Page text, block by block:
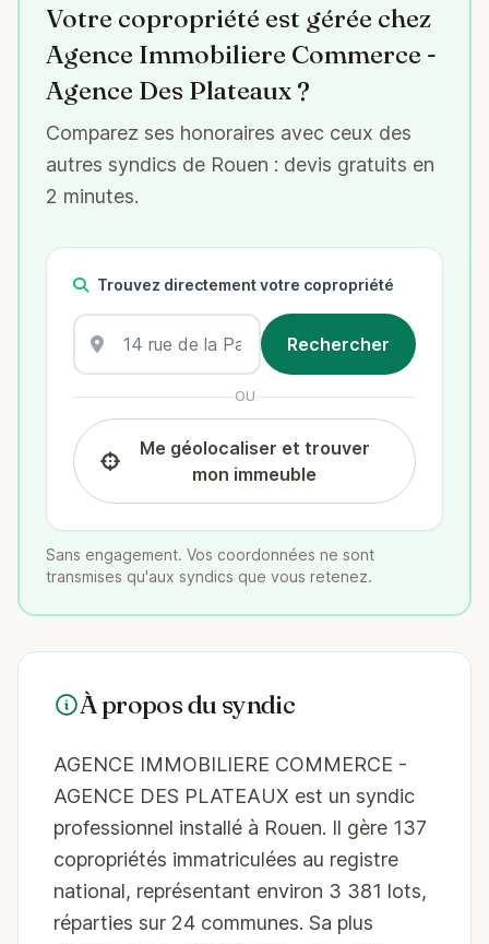
Votre copropriété est gérée chez
Agence Immobiliere Commerce -
Agence Des Plateaux ?
Comparez ses honoraires avec ceux des
autres syndics de Rouen : devis gratuits en
2 minutes.
Trouvez directement votre copropriété
OU
Me géolocaliser et trouver
mon immeuble
Sans engagement. Vos coordonnées ne sont
transmises qu'aux syndics que vous retenez.
À propos du syndic
AGENCE IMMOBILIERE COMMERCE -
AGENCE DES PLATEAUX est un syndic
professionnel installé à Rouen. Il gère 137
copropriétés immatriculées au registre
national, représentant environ 3 381 lots,
réparties sur 24 communes. Sa plus